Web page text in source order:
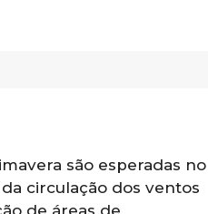
são esperadas no
circulação dos ventos